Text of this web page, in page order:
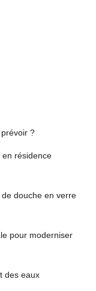
?
en résidence
douche en verre
pour moderniser
des eaux